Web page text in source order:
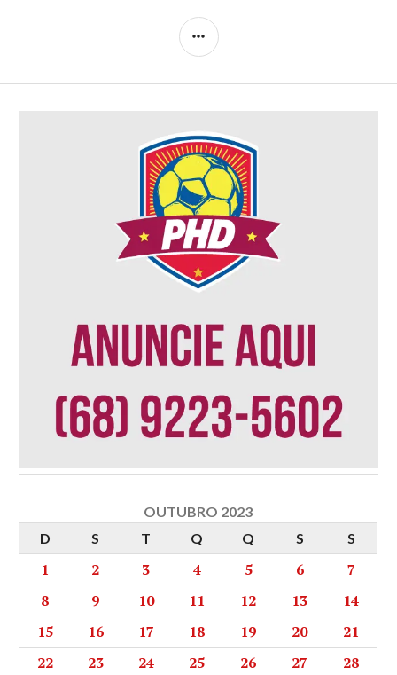
OUTUBRO 2023
D
S T Q Q S S
1 2 3 4 5 6
7
8
9 10 11 12 13
14
15
16 17 18 19 20
21
22
23 24 25 26 27 28